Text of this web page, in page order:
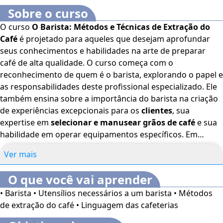
Sobre o curso
O curso O Barista: Métodos e Técnicas de Extração do
Caféé projetado para aqueles que desejam aprofundar
seus conhecimentos e habilidades na arte de preparar
café de alta qualidade. O curso começa com o
reconhecimento de quem é o barista, explorando o papel e
as responsabilidades deste profissional especializado. Ele
também ensina sobre a importância do barista na criação
de experiências excepcionais para os clientes, sua
expertise em selecionar e manusear grãos de cafée sua
habilidade em operar equipamentos específicos. Em
extração do café, proporcionando uma compreensão
detalhada das diversas formas de preparar esta bebida.
Serão abordados métodos tradicionais e contemporâneos,
como aprensa francesa, a Aero-Press, o método
pourover, a cafeteira italiana e a máquina de espresso
Este tópico trata da aplicação corretamente cada técnica,
Ver mais
O que você vai aprender
• Barista • Utensílios necessários a um barista • Métodos
de extração do café • Linguagem das cafeterias